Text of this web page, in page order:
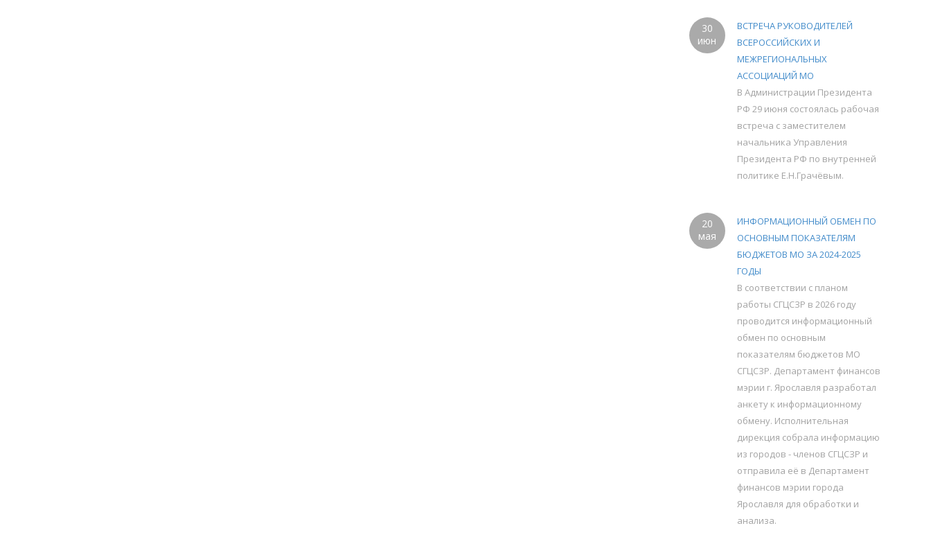
30
июн
ВСТРЕЧА РУКОВОДИТЕЛЕЙ
ВСЕРОССИЙСКИХ И
МЕЖРЕГИОНАЛЬНЫХ
АССОЦИАЦИЙ МО
В Администрации Президента
РФ 29 июня состоялась рабочая
встреча с заместителем
начальника Управления
Президента РФ по внутренней
политике Е.Н.Грачёвым.
20
мая
ИНФОРМАЦИОННЫЙ ОБМЕН ПО
ОСНОВНЫМ ПОКАЗАТЕЛЯМ
БЮДЖЕТОВ МО ЗА 2024-2025
ГОДЫ
В соответствии с планом
работы СГЦСЗР в 2026 году
проводится информационный
обмен по основным
показателям бюджетов МО
СГЦСЗР. Департамент финансов
мэрии г. Ярославля разработал
анкету к информационному
обмену. Исполнительная
дирекция собрала информацию
из городов - членов СГЦСЗР и
отправила её в Департамент
финансов мэрии города
Ярославля для обработки и
анализа.